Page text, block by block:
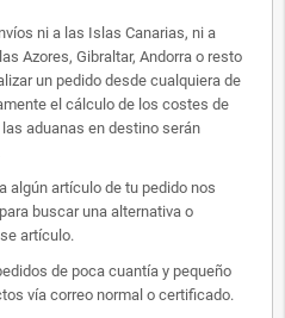
ni a las Islas Canarias, ni a
Azores, Gibraltar, Andorra o resto
un pedido desde cualquiera de
el cálculo de los costes de
aduanas en destino serán
algún artículo de tu pedido nos
buscar una alternativa o
artículo.
de poca cuantía y pequeño
vía correo normal o certificado.